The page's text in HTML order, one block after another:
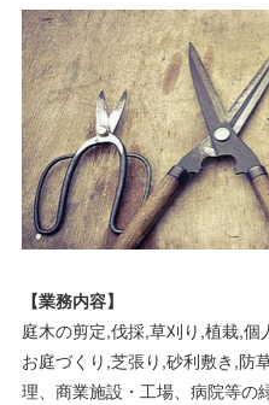
【業務内容】
庭木の剪定,伐採,草刈り,植栽,
お庭づくり,芝張り,砂利敷き,防
理、商業施設・工場、病院等の